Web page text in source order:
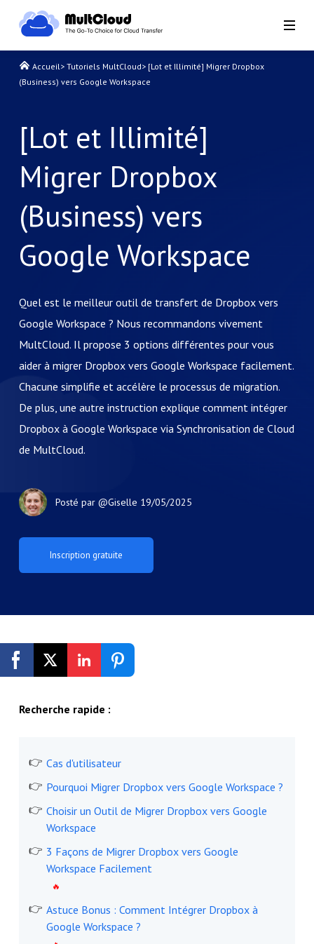
Accueil> Tutoriels MultCloud> [Lot et Illimité] Migrer Dropbox
(Business) vers Google Workspace
[Lot et Illimité]
Migrer Dropbox
(Business) vers
Google Workspace
Quel est le meilleur outil de transfert de Dropbox vers
Google Workspace ? Nous recommandons vivement
MultCloud. Il propose 3 options différentes pour vous
aider à migrer Dropbox vers Google Workspace facilement.
Chacune simplifie et accélère le processus de migration.
De plus, une autre instruction explique comment intégrer
Dropbox à Google Workspace via Synchronisation de Cloud
de MultCloud.
Posté par @Giselle 19/05/2025
Recherche rapide :
Cas d'utilisateur
Pourquoi Migrer Dropbox vers Google Workspace ?
Choisir un Outil de Migrer Dropbox vers Google
Workspace
3 Façons de Migrer Dropbox vers Google
Workspace Facilement
Astuce Bonus : Comment Intégrer Dropbox à
Google Workspace ?